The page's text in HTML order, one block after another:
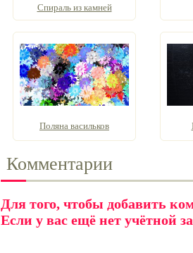
Спираль из камней
Поляна васильков
Комментарии
Для того, чтобы добавить
Если у вас ещё нет учётной